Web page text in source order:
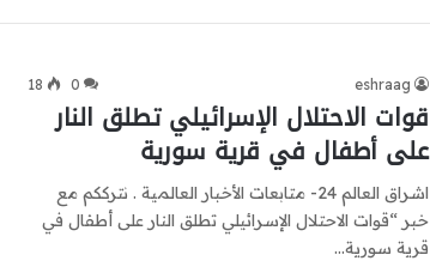
eshraag
0
18
قوات الاحتلال الإسرائيلي تطلق النار
على أطفال في قرية سورية
اشراق العالم 24- متابعات الأخبار العالمية . نترككم مع
خبر “قوات الاحتلال الإسرائيلي تطلق النار على أطفال في
قرية سورية…